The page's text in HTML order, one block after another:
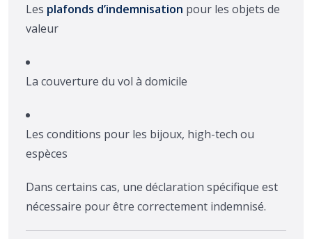
Les plafonds d’indemnisation pour les objets de
valeur
La couverture du vol à domicile
Les conditions pour les bijoux, high-tech ou
espèces
Dans certains cas, une déclaration spécifique est
nécessaire pour être correctement indemnisé.